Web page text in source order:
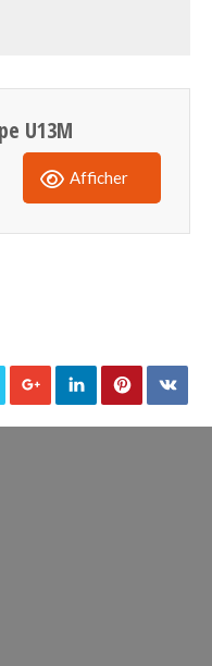
U13M
Afficher